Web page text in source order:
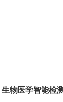
生物医学智能检